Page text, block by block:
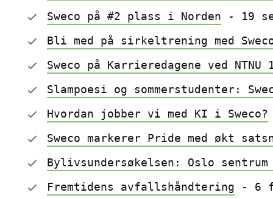
Sweco på #2 plass i Norden - 19
Bli med på sirkeltrening med
Sweco på Karrieredagene ved
Slampoesi og sommerstudenter:
Hvordan jobber vi med KI i Sweco?
Sweco markerer Pride med økt
Bylivsundersøkelsen: Oslo
Fremtidens avfallshåndtering - 6